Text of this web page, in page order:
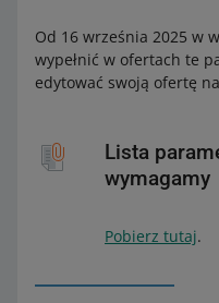
Od 16 września 2025 w
wypełnić w ofertach te
edytować swoją ofertę
Lista
wymagamy
Pobierz tutaj.